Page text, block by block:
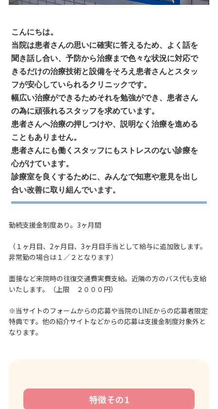
こんにちは。
当院は患者さんの思いに確実に答えるため、よく話を
聞き話し合い、予防から治療まで色々な状況に対応で
きるだけの治療技術と設備をそろえ患者さんとスタッ
フが安心していられるクリニックです。
幅広い治療ができるためそれを勉強ができ、患者さん
の為に頑張れるスタッフを求めています。
患者さんへ治療の押しつけや、説明なく治療を進める
こともありません。
患者さんにも働くスタッフにもストレスのない診療を
心がけています。
診療室を良くするために、みんなで知恵や意見を出し
合い改善に取り組んでいます。
勤続支援金制度あり。3ヶ月間
（１ヶ月目、2ヶ月目、3ヶ月目手当として給与に追加致します。
非常勤の場合は１／２となります）
面接など来院時の往復交通費実費支給。近隣の方のバス代も支給
いたします。（上限 ２０００円）
※当サイトのフォームからの応募や当院のLINEからの応募者限定
特典です。他の紹介サイトなどからの応募は支援金制度対象外と
なります。
特徴その1